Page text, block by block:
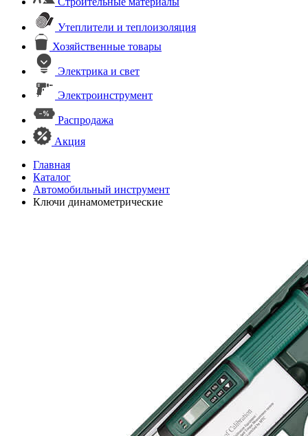
Утеплители и теплоизоляция
Хозяйственные товары
Электрика и свет
Электроинструмент
Распродажа
Акция
Главная
Каталог
Автомобильный инструмент
Ключи динамометрические